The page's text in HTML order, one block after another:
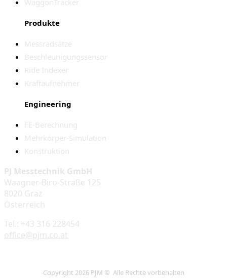
Produkte
Messradsätze
Beschleunigungssensor
Ride Indexer
Kraftaufnehmer
Engineering
FE-Berechnung
Mehrkörper-Simulation
Konstruktion
PJ Messtechnik GmbH
Waagner-Biro-Straße 125
8020 Graz
Österreich
Tel.: +43 316 228454
office@pjm.co.at
Copyright 2026 PJM © Alle Rechte vorbehalten